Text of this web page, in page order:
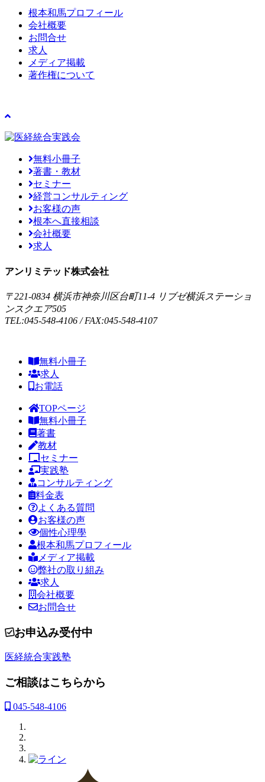
根本和馬プロフィール
会社概要
お問合せ
求人
メディア掲載
著作権について
無料小冊子
著書・教材
セミナー
経営コンサルティング
お客様の声
根本へ直接相談
会社概要
求人
アンリミテッド株式会社
〒221-0834 横浜市神奈川区台町11-4 リブゼ横浜ステーショ
ンスクエア505
TEL:045-548-4106 / FAX:045-548-4107
無料小冊子
求人
お電話
TOPページ
無料小冊子
著書
教材
セミナー
実践塾
コンサルティング
料金表
よくある質問
お客様の声
個性心理學
根本和馬プロフィール
メディア掲載
弊社の取り組み
求人
会社概要
お問合せ
お申込み受付中
医経統合実践塾
ご相談はこちらから
045-548-4106